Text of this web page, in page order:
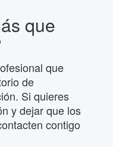
que
que
de
Si quieres
y dejar que los
contigo